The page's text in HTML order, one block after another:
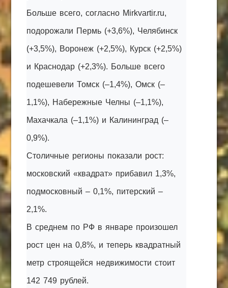
Больше всего, согласно Mirkvartir.ru,
подорожали Пермь (+3,6%), Челябинск
(+3,5%), Воронеж (+2,5%), Курск (+2,5%)
и Краснодар (+2,3%). Больше всего
подешевели Томск (–1,4%), Омск (–
1,1%), Набережные Челны (–1,1%),
Махачкала (–1,1%) и Калининград (–
0,9%).
Столичные регионы показали рост:
московский «квадрат» прибавил 1,3%,
подмосковный – 0,1%, питерский –
2,1%.
В среднем по РФ в январе произошел
рост цен на 0,8%, и теперь квадратный
метр строящейся недвижимости стоит
142 749 рублей.